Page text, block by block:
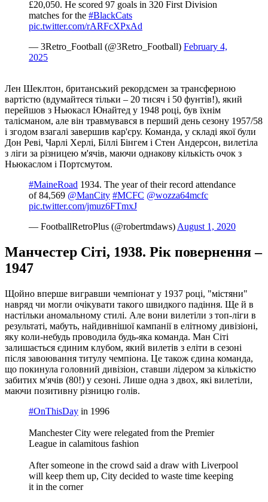
£20,050. He scored 97 goals in 320 First Division
matches for the #BlackCats
pic.twitter.com/rARFcXPxAd
— 3Retro_Football (@3Retro_Football) February 4,
2025
Лен Шеклтон, британський рекордсмен за трансферною
вартістю (вдумайтеся тільки – 20 тисяч і 50 фунтів!), який
перейшов з Ньюкасл Юнайтед у 1948 році, був їхнім
талісманом, але він травмувався в перший день сезону 1957/58
і згодом взагалі завершив кар'єру. Команда, у складі якої були
Дон Реві, Чарлі Херлі, Біллі Бінгем і Стен Андерсон, вилетіла
з ліги за різницею м'ячів, маючи однакову кількість очок з
Ньюкаслом і Портсмутом.
#MaineRoad 1934. The year of their record attendance
of 84,569 @ManCity #MCFC @wozza64mcfc
pic.twitter.com/jmuz6FTmxJ
— FootballRetroPlus (@robertmdaws) August 1, 2020
Манчестер Сіті, 1938. Рік повернення –
1947
Щойно вперше вигравши чемпіонат у 1937 році, "містяни"
навряд чи могли очікувати такого швидкого падіння. Ще й в
настільки аномальному стилі. Але вони вилетіли з топ-ліги в
результаті, мабуть, найдивнішої кампанії в елітному дивізіоні,
яку коли-небудь проводила будь-яка команда. Ман Сіті
залишається єдиним клубом, який вилетів з еліти в сезоні
після завоювання титулу чемпіона. Це також єдина команда,
що покинула головний дивізіон, ставши лідером за кількістю
забитих м'ячів (80!) у сезоні. Лише одна з двох, які вилетіли,
маючи позитивну різницю голів.
#OnThisDay in 1996
Manchester City were relegated from the Premier
League in calamitous fashion
After someone in the crowd said a draw with Liverpool
will keep them up, City decided to waste time keeping
it in the corner